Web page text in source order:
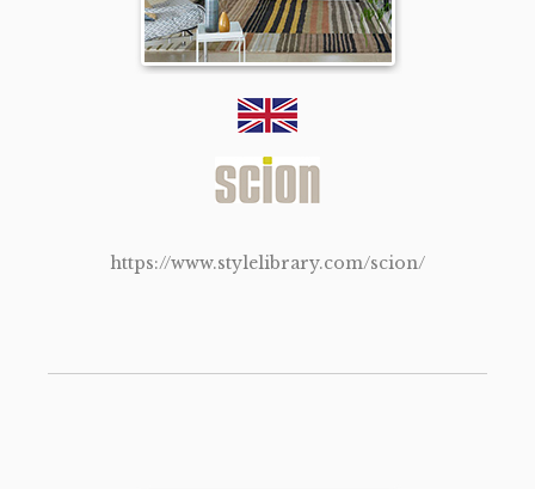
https://www.stylelibrary.com/scion/